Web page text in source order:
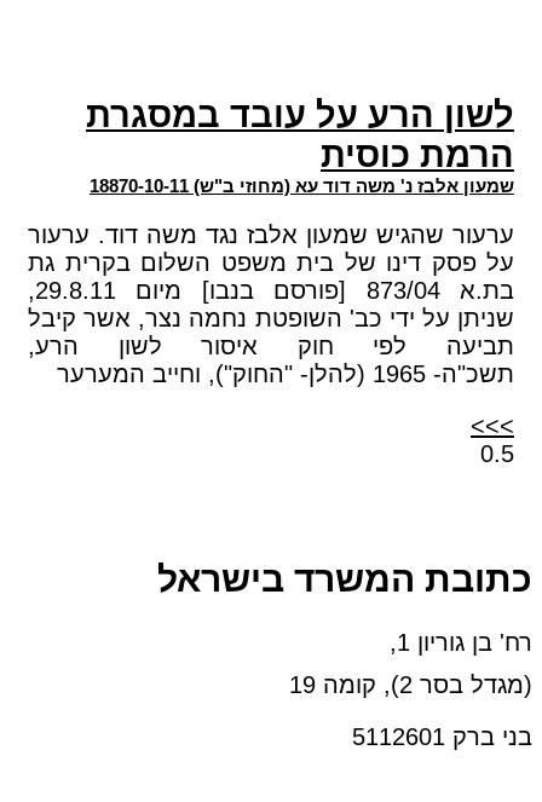
לשון הרע על עובד במסגרת
הרמת כוסית
שמעון אלבז נ' משה דוד עא (מחוזי ב"ש) 18870-10-11
ערעור שהגיש שמעון אלבז נגד משה דוד. ערעור
על פסק דינו של בית משפט השלום בקרית גת
בת.א 873/04 [פורסם בנבו] מיום 29.8.11,
שניתן על ידי כב' השופטת נחמה נצר, אשר קיבל
תביעה לפי חוק איסור לשון הרע,
תשכ"ה- 1965 (להלן- "החוק"), וחייב המערער
>>>
כתובת המשרד בישראל
רח' בן גוריון 1,
(מגדל בסר 2), קומה 19
בני ברק 5112601